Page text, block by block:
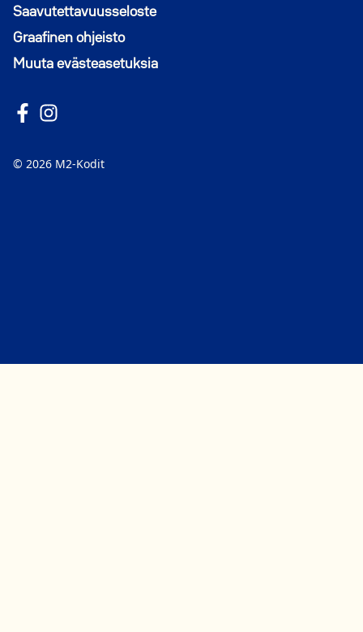
Saavutettavuusseloste
Graafinen ohjeisto
Muuta evästeasetuksia
Seuraa meitä Facebookissa
Avautuu uuteen ikkunaan
Seuraa Instagramissa
Avautuu uuteen ikkunaan
© 2026 M2-Kodit